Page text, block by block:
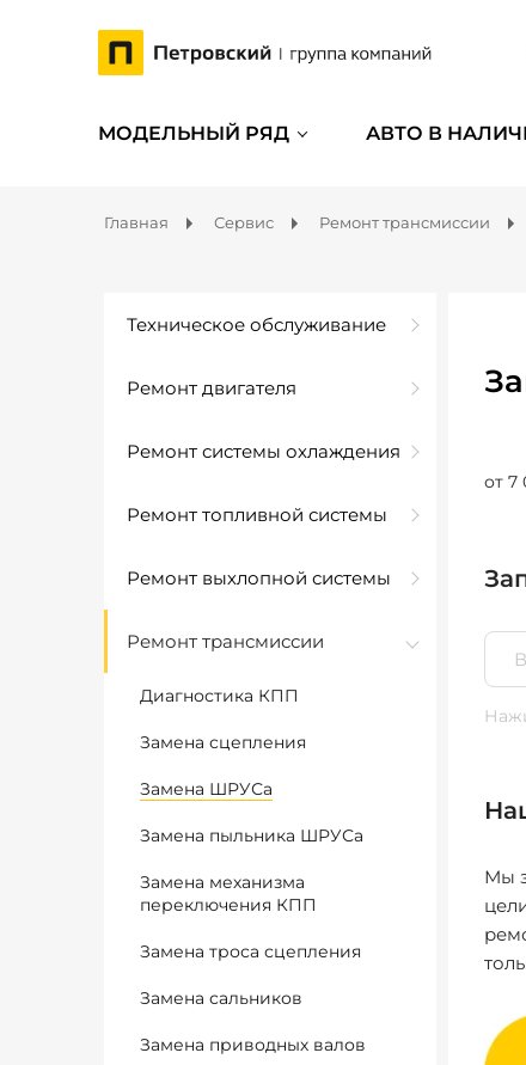
МОДЕЛЬНЫЙ РЯД АВТО В
Главная Сервис Ремонт трансмиссии
Техническое обслуживание
Ремонт двигателя
Ремонт системы охлаждения
Ремонт топливной системы
Ремонт выхлопной системы
Ремонт трансмиссии
Диагностика КПП
Замена сцепления
Замена ШРУСа
Замена пыльника ШРУСа
Замена механизма
переключения КПП
Замена троса сцепления
Замена сальников
Замена приводных валов
от 7
Мы